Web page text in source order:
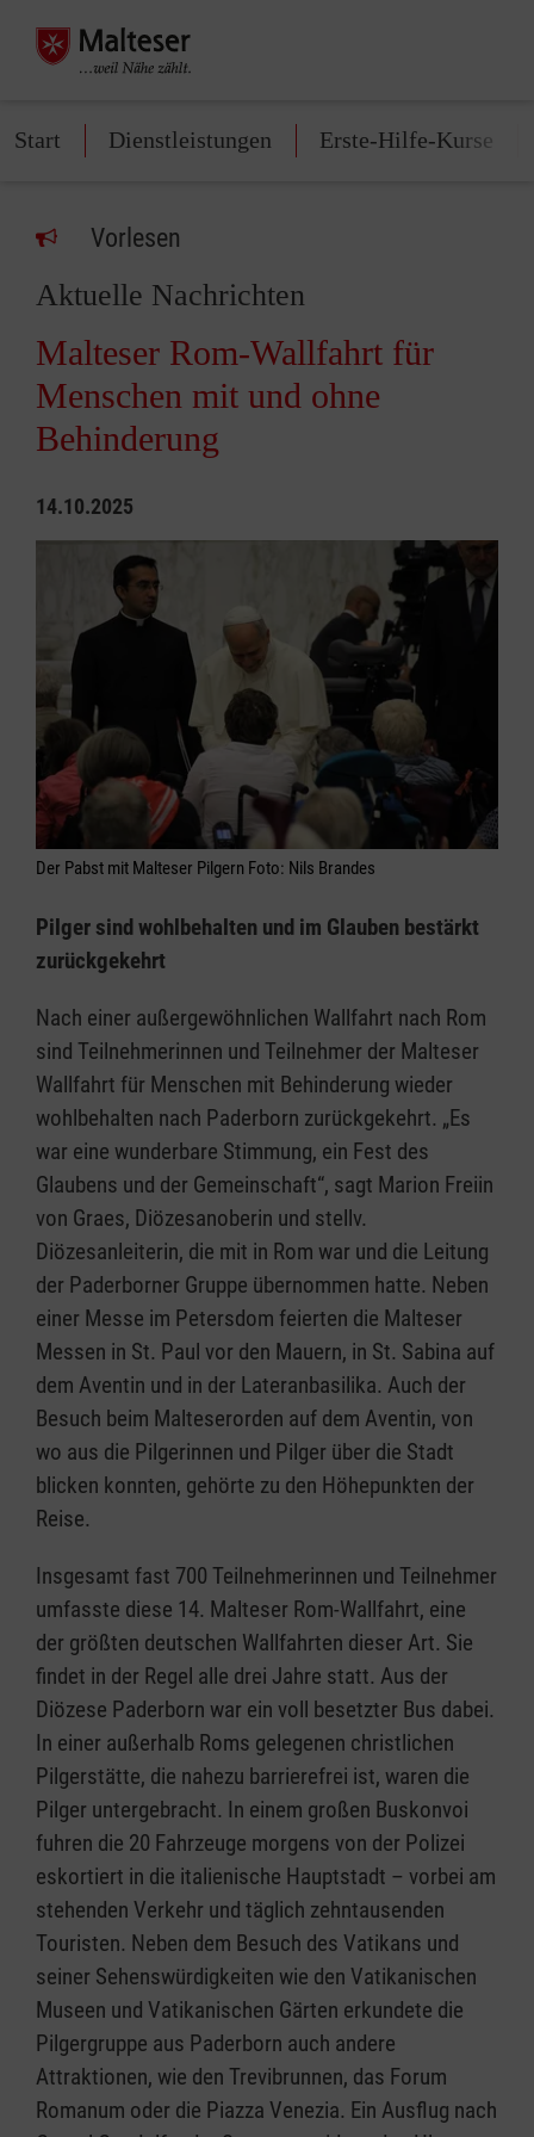
Start Dienstleistungen Erste-Hilfe-Kurse
Vorlesen
Aktuelle Nachrichten
Malteser Rom-Wallfahrt für
Menschen mit und ohne
Behinderung
14.10.2025
Der Pabst mit Malteser Pilgern Foto: Nils Brandes
Pilger sind wohlbehalten und im Glauben bestärkt
zurückgekehrt
Nach einer außergewöhnlichen Wallfahrt nach Rom
sind Teilnehmerinnen und Teilnehmer der Malteser
Wallfahrt für Menschen mit Behinderung wieder
wohlbehalten nach Paderborn zurückgekehrt. „Es
war eine wunderbare Stimmung, ein Fest des
Glaubens und der Gemeinschaft“, sagt Marion Freiin
von Graes, Diözesanoberin und stellv.
Diözesanleiterin, die mit in Rom war und die Leitung
der Paderborner Gruppe übernommen hatte. Neben
einer Messe im Petersdom feierten die Malteser
Messen in St. Paul vor den Mauern, in St. Sabina auf
dem Aventin und in der Lateranbasilika. Auch der
Besuch beim Malteserorden auf dem Aventin, von
wo aus die Pilgerinnen und Pilger über die Stadt
blicken konnten, gehörte zu den Höhepunkten der
Reise.
Insgesamt fast 700 Teilnehmerinnen und Teilnehmer
umfasste diese 14. Malteser Rom-Wallfahrt, eine
der größten deutschen Wallfahrten dieser Art. Sie
findet in der Regel alle drei Jahre statt. Aus der
Diözese Paderborn war ein voll besetzter Bus dabei.
In einer außerhalb Roms gelegenen christlichen
Pilgerstätte, die nahezu barrierefrei ist, waren die
Pilger untergebracht. In einem großen Buskonvoi
fuhren die 20 Fahrzeuge morgens von der Polizei
eskortiert in die italienische Hauptstadt – vorbei am
stehenden Verkehr und täglich zehntausenden
Touristen. Neben dem Besuch des Vatikans und
seiner Sehenswürdigkeiten wie den Vatikanischen
Museen und Vatikanischen Gärten erkundete die
Pilgergruppe aus Paderborn auch andere
Attraktionen, wie den Trevibrunnen, das Forum
Romanum oder die Piazza Venezia. Ein Ausflug nach